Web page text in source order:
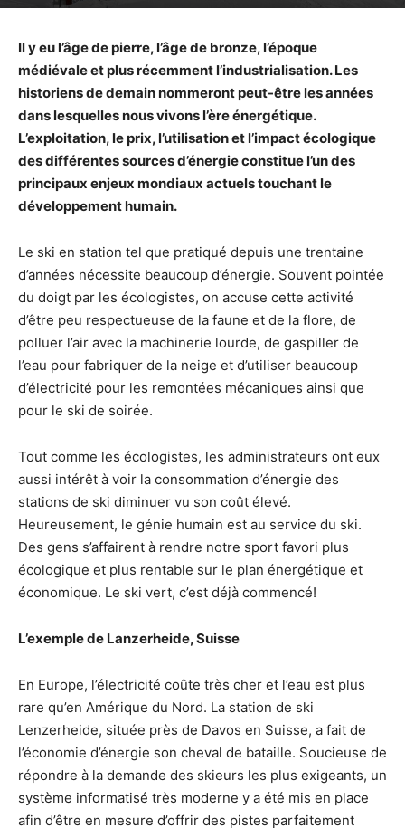
Il y eu l’âge de pierre, l’âge de bronze, l’époque
médiévale et plus récemment l’industrialisation. Les
historiens de demain nommeront peut-être les années
dans lesquelles nous vivons l’ère énergétique.
L’exploitation, le prix, l’utilisation et l’impact écologique
des différentes sources d’énergie constitue l’un des
principaux enjeux mondiaux actuels touchant le
développement humain.
Le ski en station tel que pratiqué depuis une trentaine
d’années nécessite beaucoup d’énergie. Souvent pointée
du doigt par les écologistes, on accuse cette activité
d’être peu respectueuse de la faune et de la flore, de
polluer l’air avec la machinerie lourde, de gaspiller de
l’eau pour fabriquer de la neige et d’utiliser beaucoup
d’électricité pour les remontées mécaniques ainsi que
pour le ski de soirée.
Tout comme les écologistes, les administrateurs ont eux
aussi intérêt à voir la consommation d’énergie des
stations de ski diminuer vu son coût élevé.
Heureusement, le génie humain est au service du ski.
Des gens s’affairent à rendre notre sport favori plus
écologique et plus rentable sur le plan énergétique et
économique. Le ski vert, c’est déjà commencé!
L’exemple de Lanzerheide, Suisse
En Europe, l’électricité coûte très cher et l’eau est plus
rare qu’en Amérique du Nord. La station de ski
Lenzerheide, située près de Davos en Suisse, a fait de
l’économie d’énergie son cheval de bataille. Soucieuse de
répondre à la demande des skieurs les plus exigeants, un
système informatisé très moderne y a été mis en place
afin d’être en mesure d’offrir des pistes parfaitement
moment.